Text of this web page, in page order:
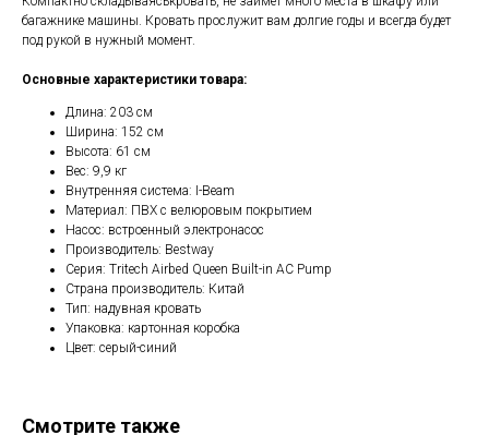
багажнике машины. Кровать прослужит вам долгие годы и всегда будет
под рукой в нужный момент.
Основные характеристики товара:
Длина: 203 см
Ширина: 152 см
Высота: 61 см
Вес: 9,9 кг
Внутренняя система: I-Beam
Материал: ПВХ с велюровым покрытием
Насос: встроенный электронасос
Производитель: Bestway
Серия: Tritech Airbed Queen Built-in AC Pump
Страна производитель: Китай
Тип: надувная кровать
Упаковка: картонная коробка
Цвет: серый-синий
Смотрите также